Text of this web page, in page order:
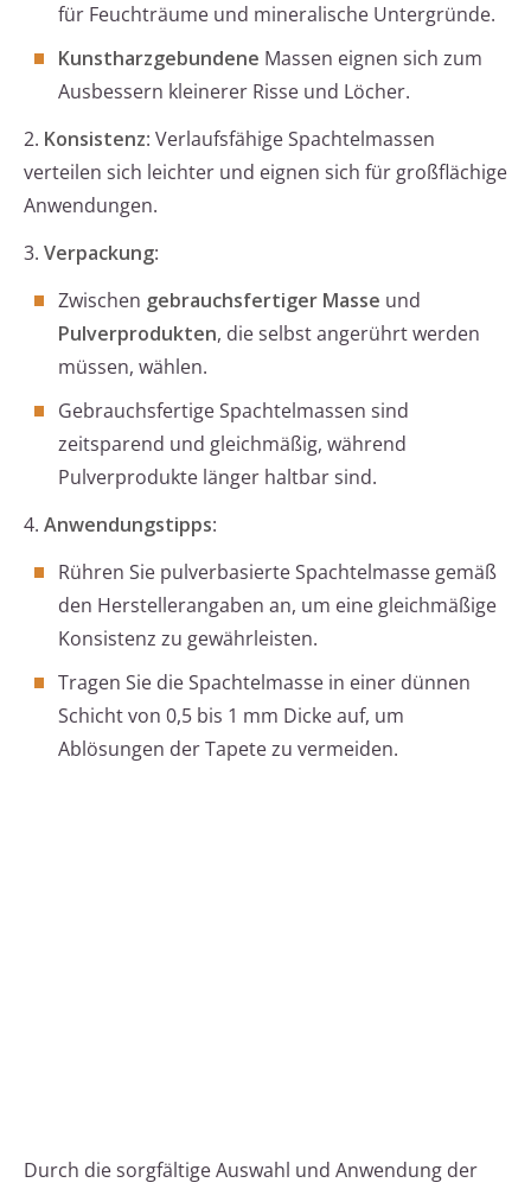
für Feuchträume und mineralische Untergründe.
Kunstharzgebundene Massen eignen sich zum
Ausbessern kleinerer Risse und Löcher.
2. Konsistenz: Verlaufsfähige Spachtelmassen
verteilen sich leichter und eignen sich für großflächige
Anwendungen.
3. Verpackung:
Zwischen gebrauchsfertiger Masse und
Pulverprodukten, die selbst angerührt werden
müssen, wählen.
Gebrauchsfertige Spachtelmassen sind
zeitsparend und gleichmäßig, während
Pulverprodukte länger haltbar sind.
4. Anwendungstipps:
Rühren Sie pulverbasierte Spachtelmasse gemäß
den Herstellerangaben an, um eine gleichmäßige
Konsistenz zu gewährleisten.
Tragen Sie die Spachtelmasse in einer dünnen
Schicht von 0,5 bis 1 mm Dicke auf, um
Ablösungen der Tapete zu vermeiden.
Durch die sorgfältige Auswahl und Anwendung der